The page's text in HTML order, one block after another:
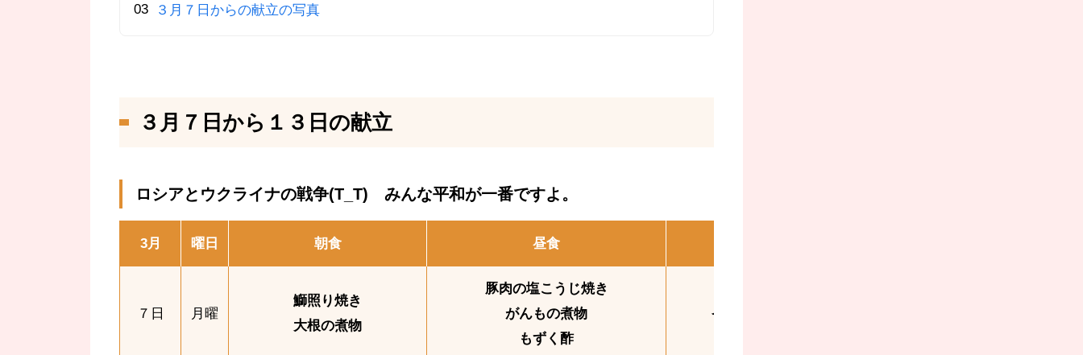
３月７日からの献立の写真
３月７日から１３日の献立
ロシアとウクライナの戦争(T_T) みんな平和が一番ですよ。
3月 曜日 朝食 昼食
７日 月曜
鰤照り焼き
大根の煮物
豚肉の塩こうじ焼き
がんもの煮物
もずく酢
イカとじゃが芋の煮物